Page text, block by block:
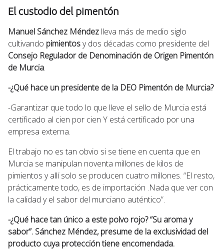
El custodio del pimentón
Manuel Sánchez Méndez lleva más de medio siglo
cultivando pimientosy dos décadas como presidente del
Consejo Regulador de Denominación de Origen Pimentón
de Murcia.
-¿Qué hace un presidente de la DEO Pimentón de Murcia?
-Garantizar que todo lo que lleve el sello de Murcia está
certificado al cien por cien Y está certificado por una
empresa externa.
El trabajo no es tan obvio si se tiene en cuenta que en
Murcia se manipulan noventa millones de kilos de
pimientos y allí solo se producen cuatro millones. “El resto,
prácticamente todo, es de importación .Nada que ver con
la calidad y el sabor del murciano auténtico”.
-¿Qué hace tan único a este polvo rojo? “Su aroma y
sabor”. Sánchez Méndez, presume de la exclusividad del
producto cuya protección tiene encomendada.